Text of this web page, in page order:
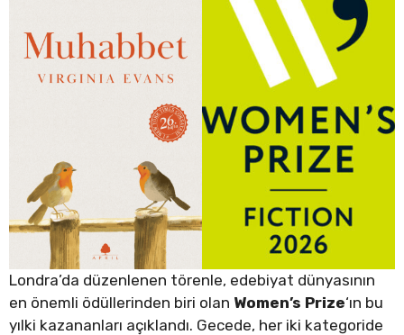
Londra’da düzenlenen törenle, edebiyat dünyasının
en önemli ödüllerinden biri olan Women’s Prize‘ın bu
yılki kazananları açıklandı. Gecede, her iki kategoride